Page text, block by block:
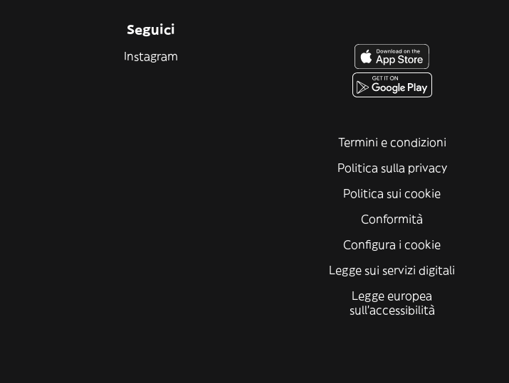
Seguici
Instagram
Termini e condizioni
Politica sulla privacy
Politica sui cookie
Conformità
Configura i cookie
Legge sui servizi digitali
Legge europea
sull'accessibilità